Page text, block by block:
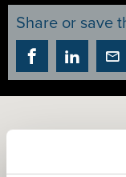
Share or save